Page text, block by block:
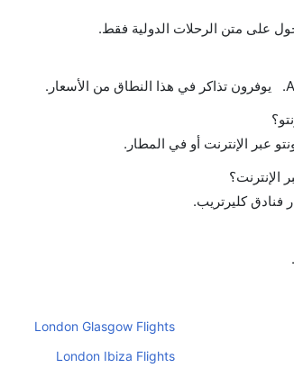
على متن الرحلات الدولية فقط.
عبر الإنترنت أو في المطار.
الإنترنت؟
فنادق كليرتريب.
London Glasgow Flights
London Ibiza Flights